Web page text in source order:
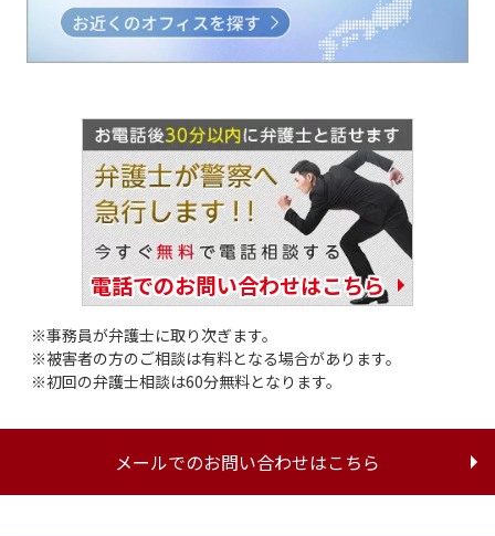
電話でのお問い合わせはこちら
事務員が弁護士に取り次ぎます。
被害者の方のご相談は有料となる場合があります。
初回の弁護士相談は60分無料となります。
メールでのお問い合わせはこちら